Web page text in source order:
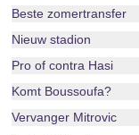
Beste zomertransfer
Nieuw stadion
Pro of contra Hasi
Komt Boussoufa?
Vervanger Mitrovic